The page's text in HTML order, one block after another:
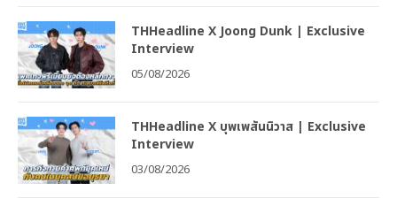
THHeadline X Joong Dunk | Exclusive
Interview
05/08/2026
THHeadline X บุพเพสันนิวาส | Exclusive
Interview
03/08/2026